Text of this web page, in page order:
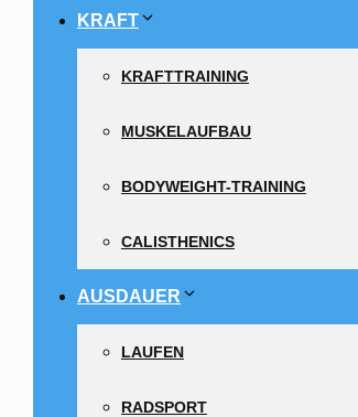
KRAFT
KRAFTTRAINING
MUSKELAUFBAU
BODYWEIGHT-TRAINING
CALISTHENICS
AUSDAUER
LAUFEN
RADSPORT